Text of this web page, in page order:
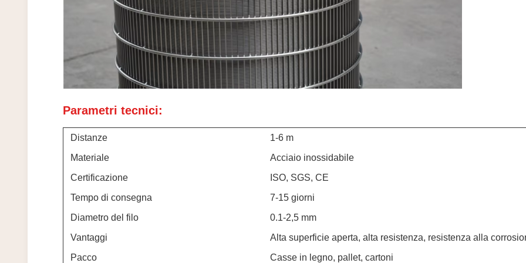
Parametri tecnici:
Distanze
1-6 m
Materiale
Acciaio inossidabile
Certificazione
ISO, SGS, CE
Tempo di consegna
7-15 giorni
Diametro del filo
0.1-2,5 mm
Vantaggi
Alta superficie aperta, alta resistenza, resistenza alla
Pacco
Casse in legno, pallet, cartoni